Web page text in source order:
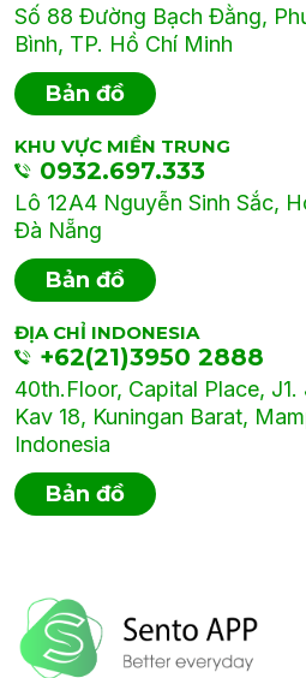
Số 88 Đường Bạch Đằng,
Bình, TP. Hồ Chí Minh
Bản đồ
KHU VỰC MIỀN TRUNG
0932.697.333
Lô 12A4 Nguyễn Sinh Sắc,
Đà Nẵng
Bản đồ
ĐỊA CHỈ INDONESIA
+62(21)3950 2888
40th.Floor, Capital Place,
Kav 18, Kuningan Barat,
Indonesia
Bản đồ